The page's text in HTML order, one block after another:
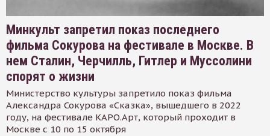
Минкульт запретил показ последнего
фильма Сокурова на фестивале в Москве. В
нем Сталин, Черчилль, Гитлер и Муссолини
спорят о жизни
Министерство культуры запретило показ фильма
Александра Сокурова «Сказка», вышедшего в 2022
году, на фестивале КАРО.Арт, который проходит в
Москве с 10 по 15 октября